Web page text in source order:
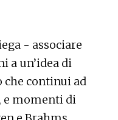
- associare
a un’idea di
che continui ad
e momenti di